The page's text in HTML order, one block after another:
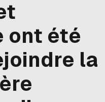
ont été
la